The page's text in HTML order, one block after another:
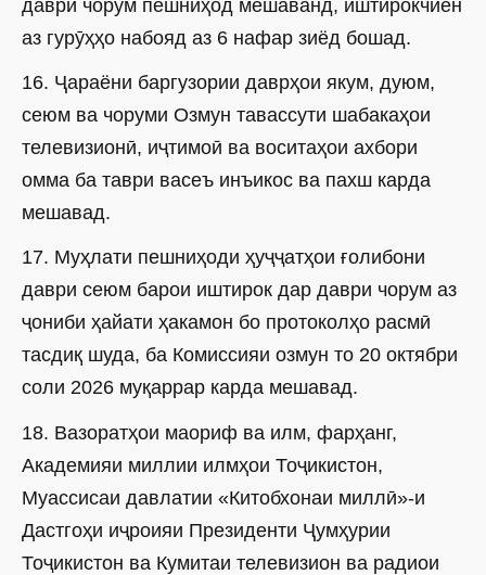
даври чорум пешниҳод мешаванд, иштирокчиён
аз гурӯҳҳо набояд аз 6 нафар зиёд бошад.
16. Ҷараёни баргузории даврҳои якум, дуюм,
сеюм ва чоруми Озмун тавассути шабакаҳои
телевизионӣ, иҷтимоӣ ва воситаҳои ахбори
омма ба таври васеъ инъикос ва пахш карда
мешавад.
17. Муҳлати пешниҳоди ҳуҷҷатҳои ғолибони
даври сеюм барои иштирок дар даври чорум аз
ҷониби ҳайати ҳакамон бо протоколҳо расмӣ
тасдиқ шуда, ба Комиссияи озмун то 20 октябри
соли 2026 муқаррар карда мешавад.
18. Вазоратҳои маориф ва илм, фарҳанг,
Академияи миллии илмҳои Тоҷикистон,
Муассисаи давлатии «Китобхонаи миллӣ»-и
Дастгоҳи иҷроияи Президенти Ҷумҳурии
Тоҷикистон ва Кумитаи телевизион ва радиои